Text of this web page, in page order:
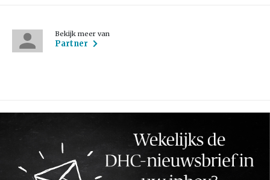
Bekijk meer van
Partner